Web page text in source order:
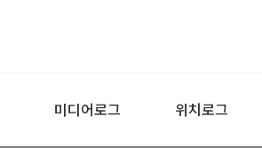
미디어로그 위치로그